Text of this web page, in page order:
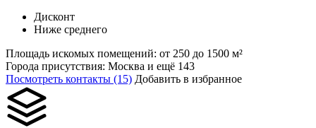
Дисконт
Ниже среднего
Площадь искомых помещений: от 250 до 1500 м²
Города присутствия: Москва и ещё 143
Посмотреть контакты (15) Добавить в избранное